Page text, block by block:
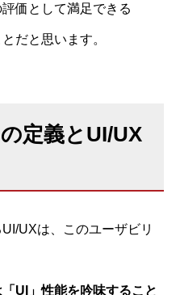
価として満足できる
だと思います。
定義とUI/UX
UXは、このユーザビリ
UI」性能を吟味すること